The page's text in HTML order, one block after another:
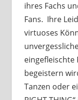
ihres Fachs
Fans. Ihre
virtuoses
eingefleischte
begeistern
Tanzen oder